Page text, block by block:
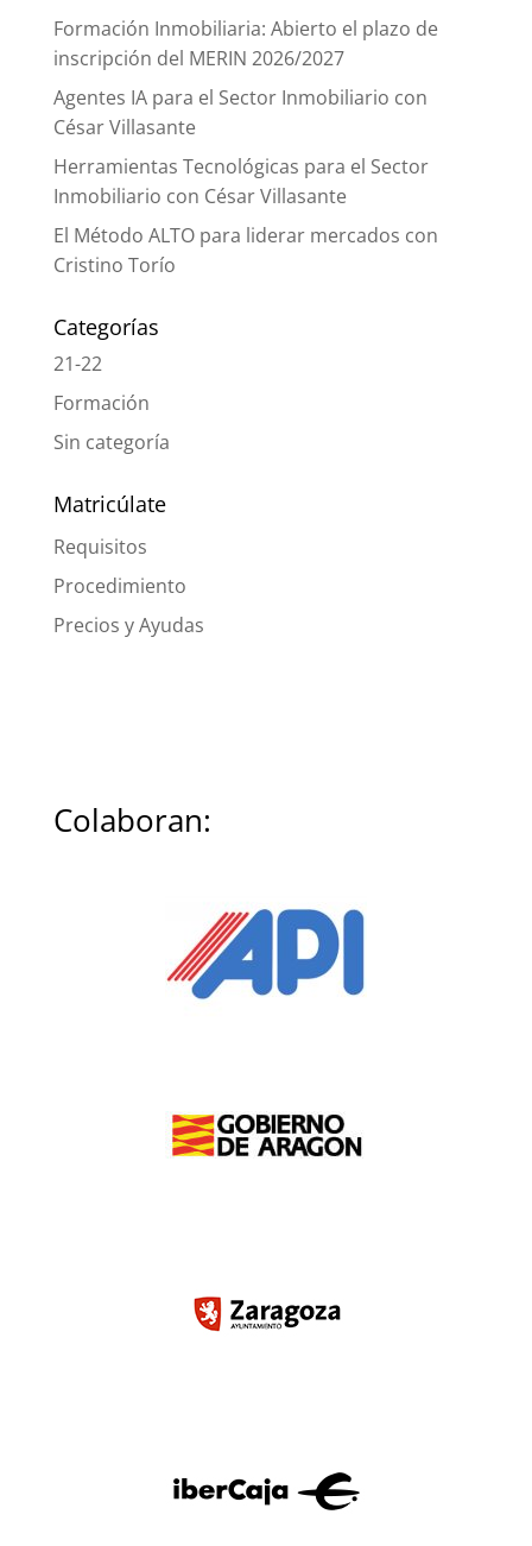
Formación Inmobiliaria: Abierto el plazo de
inscripción del MERIN 2026/2027
Agentes IA para el Sector Inmobiliario con
César Villasante
Herramientas Tecnológicas para el Sector
Inmobiliario con César Villasante
El Método ALTO para liderar mercados con
Cristino Torío
Categorías
21-22
Formación
Sin categoría
Matricúlate
Requisitos
Procedimiento
Precios y Ayudas
Colaboran: